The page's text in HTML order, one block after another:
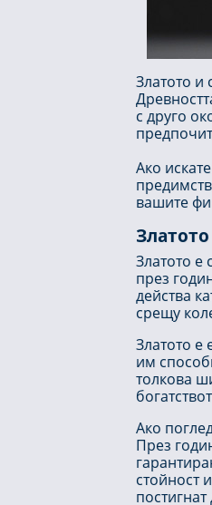
Златото и
с друго
Ако
вашите
Златото е
през
действа
срещу
Златото е
им
толкова
Ако
През
стойност